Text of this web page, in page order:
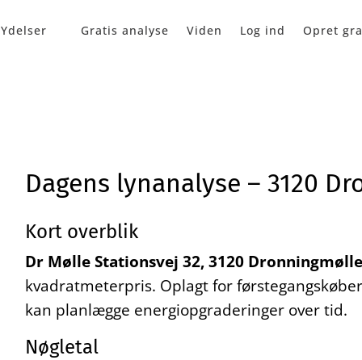
Ydelser Gratis analyse Viden Log ind Opret
Dagens lynanalyse – 3120
Kort overblik
Dr Mølle Stationsvej 32, 3120 Dronningmølle
kvadratmeterpris. Oplagt for
kan planlægge energiopgraderinger over tid.
Nøgletal